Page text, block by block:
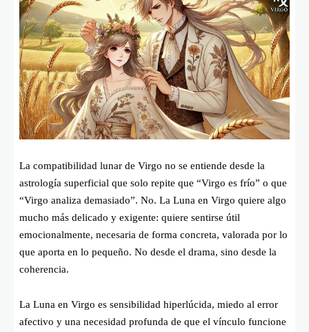
La compatibilidad lunar de Virgo no se entiende desde la
astrología superficial que solo repite que “Virgo es frío” o que
“Virgo analiza demasiado”. No. La Luna en Virgo quiere algo
mucho más delicado y exigente: quiere sentirse útil
emocionalmente, necesaria de forma concreta, valorada por lo
que aporta en lo pequeño. No desde el drama, sino desde la
coherencia.
La Luna en Virgo es sensibilidad hiperlúcida, miedo al error
afectivo y una necesidad profunda de que el vínculo funcione